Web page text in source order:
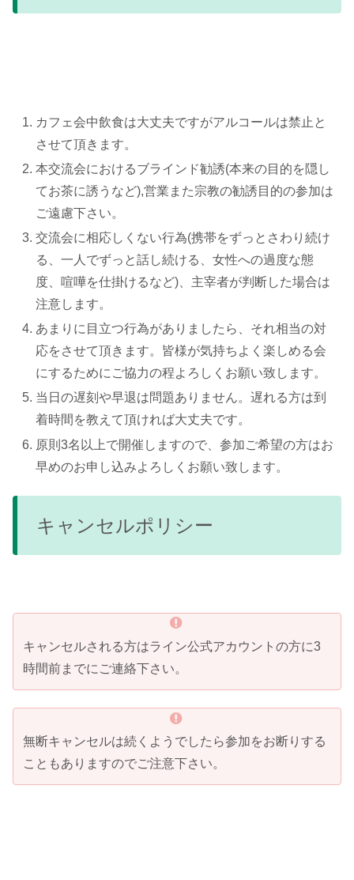
カフェ会中飲食は大丈夫ですがアルコールは禁止と
させて頂きます。
本交流会におけるブラインド勧誘(本来の目的を隠し
てお茶に誘うなど),営業また宗教の勧誘目的の参加は
ご遠慮下さい。
交流会に相応しくない行為(携帯をずっとさわり続け
る、一人でずっと話し続ける、女性への過度な態
度、喧嘩を仕掛けるなど)、主宰者が判断した場合は
注意します。
あまりに目立つ行為がありましたら、それ相当の対
応をさせて頂きます。皆様が気持ちよく楽しめる会
にするためにご協力の程よろしくお願い致します。
当日の遅刻や早退は問題ありません。遅れる方は到
着時間を教えて頂ければ大丈夫です。
原則3名以上で開催しますので、参加ご希望の方はお
早めのお申し込みよろしくお願い致します。
キャンセルポリシー
キャンセルされる方はライン公式アカウントの方に3
時間前までにご連絡下さい。
無断キャンセルは続くようでしたら参加をお断りする
こともありますのでご注意下さい。